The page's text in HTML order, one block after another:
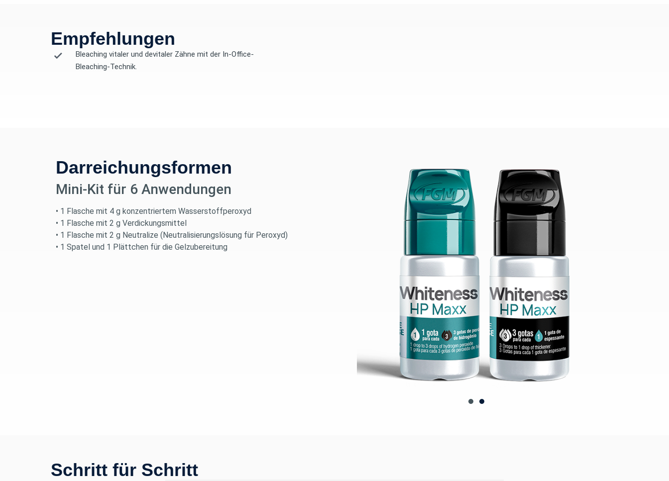
Empfehlungen
Bleaching vitaler und devitaler Zähne mit der In-Office-
Bleaching-Technik.
Darreichungsformen
Mini-Kit für 6 Anwendungen
• 1 Flasche mit 4 g konzentriertem Wasserstoffperoxyd
• 1 Flasche mit 2 g Verdickungsmittel
• 1 Flasche mit 2 g Neutralize (Neutralisierungslösung für Peroxyd)
• 1 Spatel und 1 Plättchen für die Gelzubereitung
Schritt für Schritt